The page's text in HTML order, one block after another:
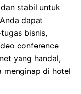
stabil untuk
dapat
bisnis,
conference
yang handal,
menginap di hotel